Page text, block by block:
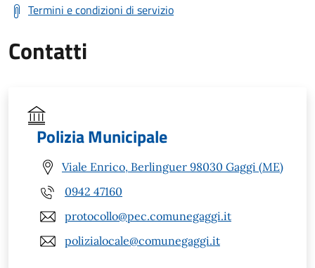
Termini e condizioni di servizio
Contatti
Polizia Municipale
Viale Enrico, Berlinguer 98030 Gaggi (ME)
0942 47160
protocollo@pec.comunegaggi.it
polizialocale@comunegaggi.it